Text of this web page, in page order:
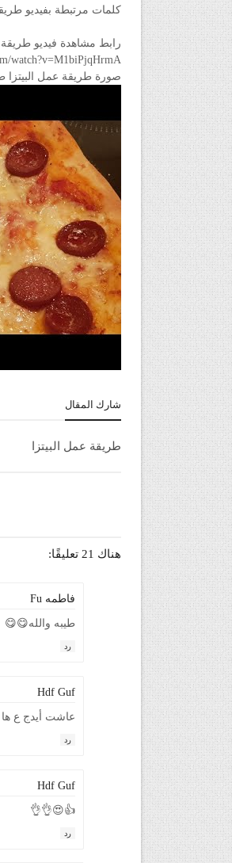
كلمات مرتبطة بفيديو
رابط مشاهدة فيديو
watch?v=M1biPjqHrmA
صورة طريقة عمل البيتزا
شارك المقال
طريقة عمل البيتزا
هناك 21 تعليقًا:
فاطمه Fu
طيبه والله😋😋
رد
Hdf Guf
عاشت أيدج ع ها
رد
Hdf Guf
👍😍👌👌
رد